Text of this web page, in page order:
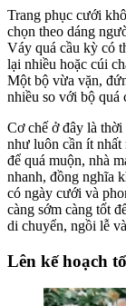
Trang phục cưới
chọn theo dáng
Váy quá cầu kỳ có
lại nhiều hoặc cúi
Một bộ vừa vặn,
nhiều so với bộ quá
Cơ chế ở đây là
như luôn cần ít
để quá muộn, nhà
nhanh, đồng nghĩa
có ngày cưới và
càng sớm càng tốt
di chuyển, ngồi lễ
Lên kế hoạch